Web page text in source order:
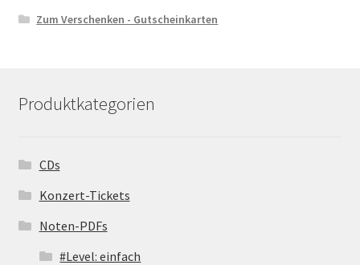
Zum Verschenken - Gutscheinkarten
Produktkategorien
CDs
Konzert-Tickets
Noten-PDFs
#Level: einfach